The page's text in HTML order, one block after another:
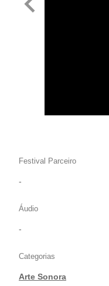
Festival Parceiro
-
Áudio
-
Categorias
Arte Sonora